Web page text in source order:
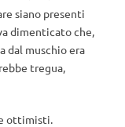
siano presenti
dimenticato che,
dal muschio era
tregua,
ottimisti.